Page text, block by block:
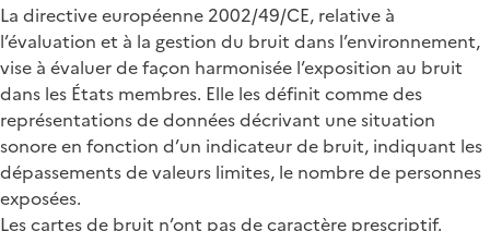
La directive européenne 2002/49/CE, relative à
l’évaluation et à la gestion du bruit dans l’environnement,
vise à évaluer de façon harmonisée l’exposition au bruit
dans les États membres. Elle les définit comme des
représentations de données décrivant une situation
sonore en fonction d’un indicateur de bruit, indiquant les
dépassements de valeurs limites, le nombre de personnes
exposées.
Les cartes de bruit n’ont pas de caractère prescriptif.